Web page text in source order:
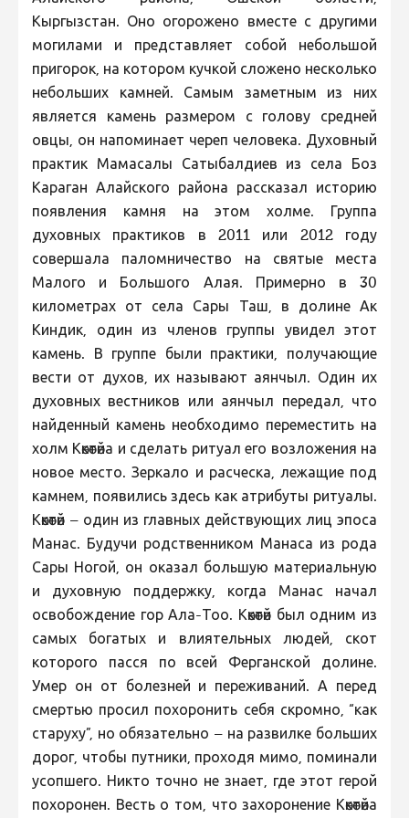
Кыргызстан. Оно огорожено вместе с другими
могилами и представляет собой небольшой
пригорок, на котором кучкой сложено несколько
небольших камней. Самым заметным из них
является камень размером с голову средней
овцы, он напоминает череп человека. Духовный
практик Мамасалы Сатыбалдиев из села Боз
Караган Алайского района рассказал историю
появления камня на этом холме. Группа
духовных практиков в 2011 или 2012 году
совершала паломничество на святые места
Малого и Большого Алая. Примерно в 30
километрах от села Сары Таш, в долине Ак
Киндик, один из членов группы увидел этот
камень. В группе были практики, получающие
вести от духов, их называют аянчыл. Один их
духовных вестников или аянчыл передал, что
найденный камень необходимо переместить на
холм Көкөтөйа и сделать ритуал его возложения на
новое место. Зеркало и расческа, лежащие под
камнем, появились здесь как атрибуты ритуалы.
Көкөтөй – один из главных действующих лиц эпоса
Манас. Будучи родственником Манаса из рода
Сары Ногой, он оказал большую материальную
и духовную поддержку, когда Манас начал
освобождение гор Ала-Тоо. Көкөтөй был одним из
самых богатых и влиятельных людей, скот
которого пасся по всей Ферганской долине.
Умер он от болезней и переживаний. А перед
смертью просил похоронить себя скромно, “как
старуху”, но обязательно – на развилке больших
дорог, чтобы путники, проходя мимо, поминали
усопшего. Никто точно не знает, где этот герой
похоронен. Весть о том, что захоронение Көкөтөйа